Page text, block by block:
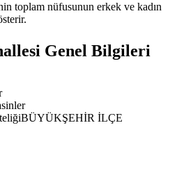
toplam nüfusunun erkek ve kadın
Genel Bilgileri
BÜYÜKŞEHİR İLÇE